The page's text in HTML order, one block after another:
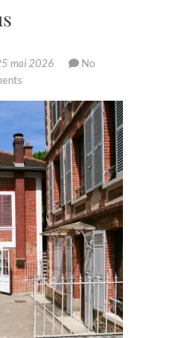
mai 2026
No